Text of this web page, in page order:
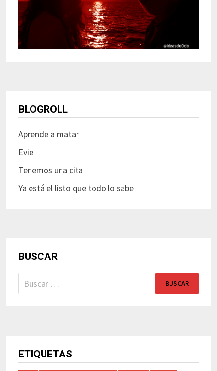
BLOGROLL
Aprende a matar
Evie
Tenemos una cita
Ya está el listo que todo lo sabe
BUSCAR
Buscar:
ETIQUETAS